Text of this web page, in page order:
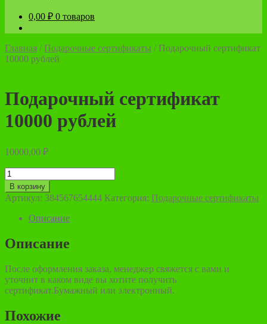
0,00 ₽ 0 товаров
Главная /Подарочные сертификаты /Подарочный сертификат
10000 рублей
Подарочный сертификат
10000 рублей
10000,00 ₽
Количество
товара
Подарочный
сертификат
10000
рублей
В корзину
Артикул: 384567654444 Категория: Подарочные сертификаты
Описание
Описание
После оформления заказа, менеджер свяжется с вами и
уточнит в каком виде вы хотите получить
сертификат.Бумажный или электронный.
Похожие